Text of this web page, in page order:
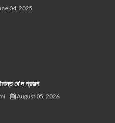
04, 2025
ৰে'ল প্রকল্প
August 05, 2026